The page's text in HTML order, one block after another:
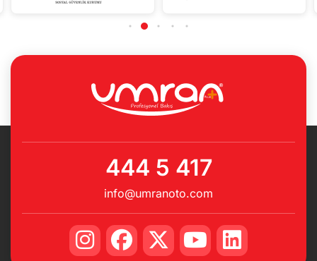
444 5 417
info@umranoto.com